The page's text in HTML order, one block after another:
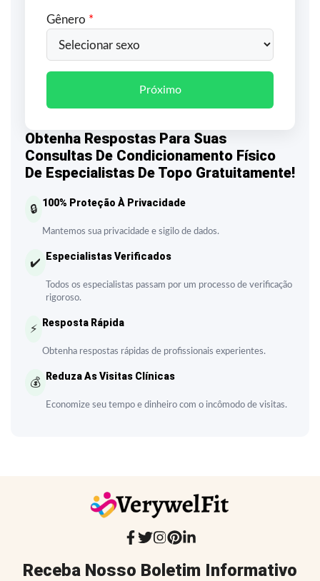
Obtenha Respostas Para Suas
Consultas De Condicionamento Físico
De Especialistas De Topo Gratuitamente!
🔒
100% Proteção À Privacidade
Mantemos sua privacidade e sigilo de dados.
✔️
Especialistas Verificados
Todos os especialistas passam por um processo de verificação
rigoroso.
⚡
Resposta Rápida
Obtenha respostas rápidas de profissionais experientes.
💰
Reduza As Visitas Clínicas
Economize seu tempo e dinheiro com o incômodo de visitas.
Gênero *
Próximo
Receba Nosso Boletim Informativo